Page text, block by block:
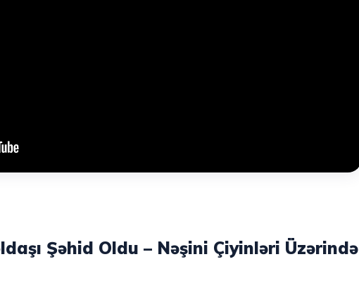
Şəhid Oldu – Nəşini Çiyinləri Üzərində